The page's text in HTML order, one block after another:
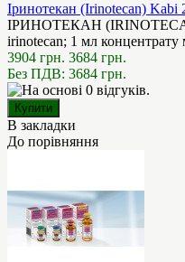
Іринотекан (Irinotecan)
ІРИНОТЕКАН
irinotecan; 1 мл концентрату
3904 грн. 3684 грн.
Без ПДВ: 3684 грн.
В закладки
До порівняння